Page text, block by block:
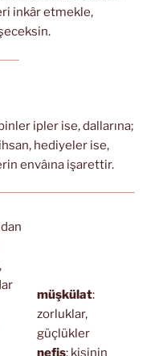
inkâr etmekle,
ipler ise, dallarına;
hediyeler ise,
envâına işarettir.
müşkülat:
zorluklar,
güçlükler
nefis: kişinin